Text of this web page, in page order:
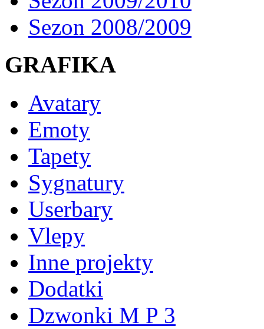
Sezon 2008/2009
GRAFIKA
Avatary
Emoty
Tapety
Sygnatury
Userbary
Vlepy
Inne projekty
Dodatki
Dzwonki M P 3